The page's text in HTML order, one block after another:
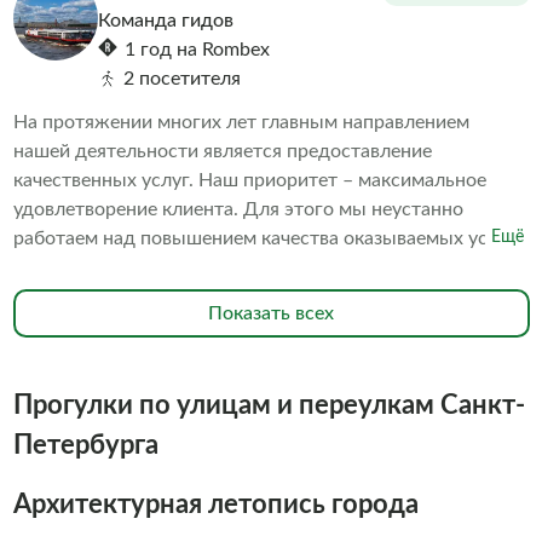
Команда гидов
1 год на Rombex
2 посетителя
На протяжении многих лет главным направлением
нашей деятельности является предоставление
качественных услуг. Наш приоритет – максимальное
удовлетворение клиента. Для этого мы неустанно
работаем над повышением качества оказываемых услуг.
состояние наших судов. В исправности содержатся
средства безопасности. Наш персонал обладает высокой
безопасным. Мы знаем, что речные прогулки - это
незабываемое развлечение, которое сильно отличается
недоступными ранее видами на достопримечательности
Ещё
Показать всех
Прогулки по улицам и переулкам Санкт-
Петербурга
Архитектурная летопись города